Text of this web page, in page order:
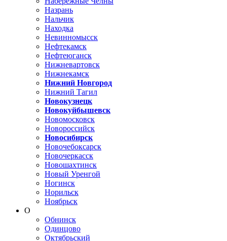
Назрань
Нальчик
Находка
Невинномысск
Нефтекамск
Нефтеюганск
Нижневартовск
Нижнекамск
Нижний Новгород
Нижний Тагил
Новокузнецк
Новокуйбышевск
Новомосковск
Новороссийск
Новосибирск
Новочебоксарск
Новочеркасск
Новошахтинск
Новый Уренгой
Ногинск
Норильск
Ноябрьск
О
Обнинск
Одинцово
Октябрьский